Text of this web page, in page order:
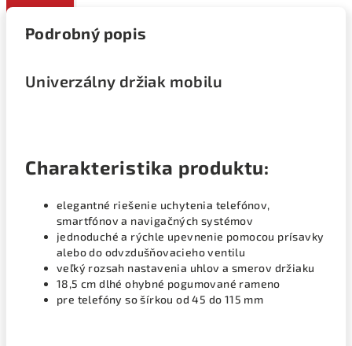
Podrobný popis
Univerzálny držiak mobilu
Charakteristika produktu:
elegantné riešenie uchytenia telefónov,
smartfónov a navigačných systémov
jednoduché a rýchle upevnenie pomocou prísavky
alebo do odvzdušňovacieho ventilu
veľký rozsah nastavenia uhlov a smerov držiaku
18,5 cm dlhé ohybné pogumované rameno
pre telefóny so šírkou od 45 do 115 mm